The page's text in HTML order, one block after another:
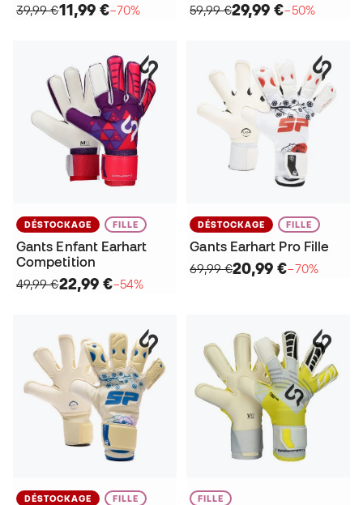
39,99 €11,99 €−70%
59,99 €29,99 €−50%
DÉSTOCKAGE FILLE
Gants Enfant Earhart
Competition
49,99 €22,99 €−54%
DÉSTOCKAGE FILLE
Gants Earhart Pro Fille
69,99 €20,99 €−70%
DÉSTOCKAGE FILLE FILLE